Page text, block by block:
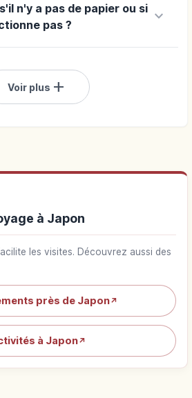
n'y a pas de papier ou si
pas ?
keyboard_arrow_down
Voir plus add
à Japon
les visites. Découvrez aussi des
près de Japon↗
à Japon↗